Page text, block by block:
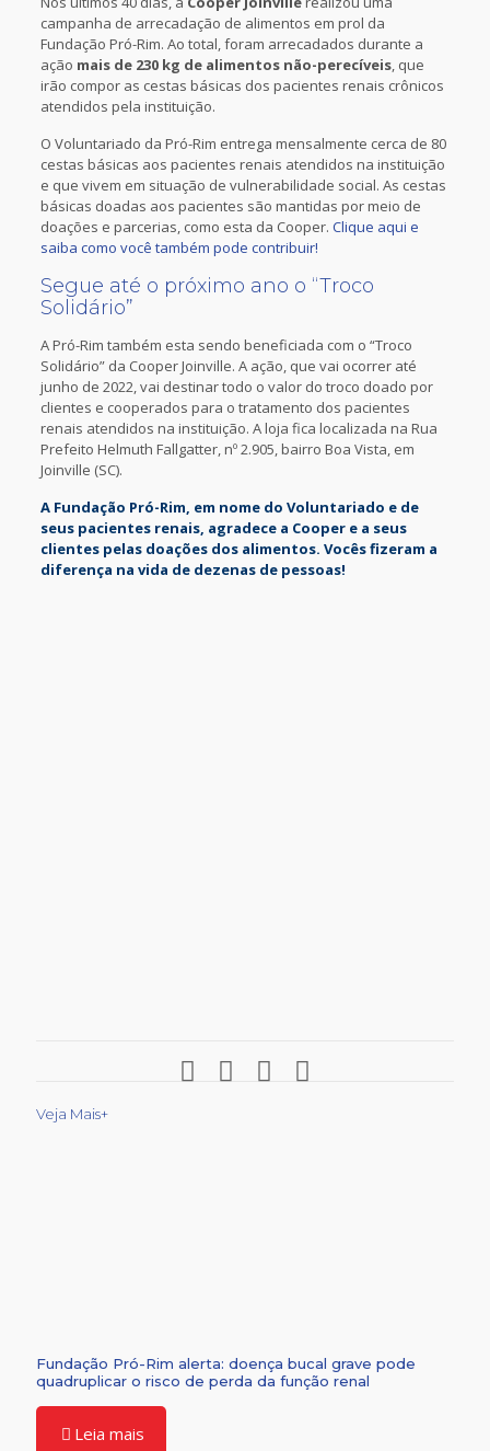
campanha de arrecadação de alimentos em prol da
Fundação Pró-Rim. Ao total, foram arrecadados durante a
ação mais de 230 kg de alimentos não-perecíveis, que
irão compor as cestas básicas dos pacientes renais crônicos
atendidos pela instituição.
O Voluntariado da Pró-Rim entrega mensalmente cerca de 80
cestas básicas aos pacientes renais atendidos na instituição
e que vivem em situação de vulnerabilidade social. As cestas
básicas doadas aos pacientes são mantidas por meio de
doações e parcerias, como esta da Cooper. Clique aqui e
saiba como você também pode contribuir!
Segue até o próximo ano o “Troco
Solidário”
A Pró-Rim também esta sendo beneficiada com o “Troco
Solidário” da Cooper Joinville. A ação, que vai ocorrer até
junho de 2022, vai destinar todo o valor do troco doado por
clientes e cooperados para o tratamento dos pacientes
renais atendidos na instituição. A loja fica localizada na Rua
Prefeito Helmuth Fallgatter, nº 2.905, bairro Boa Vista, em
Joinville (SC).
A Fundação Pró-Rim, em nome do Voluntariado e de
seus pacientes renais, agradece a Cooper e a seus
clientes pelas doações dos alimentos. Vocês fizeram a
diferença na vida de dezenas de pessoas!
Veja Mais+
Fundação Pró-Rim alerta: doença bucal grave pode
quadruplicar o risco de perda da função renal
Leia mais